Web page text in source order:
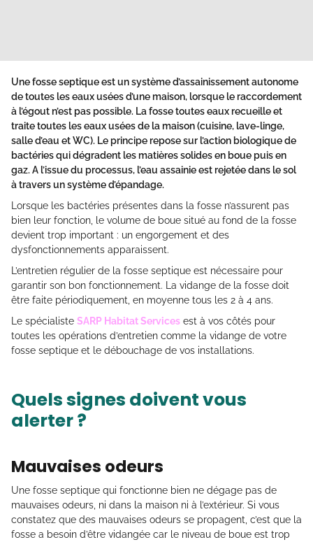
Une fosse septique est un système d’assainissement autonome
de toutes les eaux usées d’une maison, lorsque le raccordement
à l’égout n’est pas possible. La fosse toutes eaux recueille et
traite toutes les eaux usées de la maison (cuisine, lave-linge,
salle d’eau et WC). Le principe repose sur l’action biologique de
bactéries qui dégradent les matières solides en boue puis en
gaz. A l’issue du processus, l’eau assainie est rejetée dans le sol
à travers un système d’épandage.
Lorsque les bactéries présentes dans la fosse n’assurent pas
bien leur fonction, le volume de boue situé au fond de la fosse
devient trop important : un engorgement et des
dysfonctionnements apparaissent.
L’entretien régulier de la fosse septique est nécessaire pour
garantir son bon fonctionnement. La vidange de la fosse doit
être faite périodiquement, en moyenne tous les 2 à 4 ans.
Le spécialiste SARP Habitat Services est à vos côtés pour
toutes les opérations d’entretien comme la vidange de votre
fosse septique et le débouchage de vos installations.
Quels signes doivent vous
alerter ?
Mauvaises odeurs
Une fosse septique qui fonctionne bien ne dégage pas de
mauvaises odeurs, ni dans la maison ni à l’extérieur. Si vous
constatez que des mauvaises odeurs se propagent, c’est que la
fosse a besoin d’être vidangée car le niveau de boue est trop